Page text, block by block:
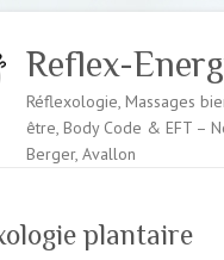
Reflex-
Réflexologie, Massages
être, Body Code & EFT –
Berger, Avallon
plantaire